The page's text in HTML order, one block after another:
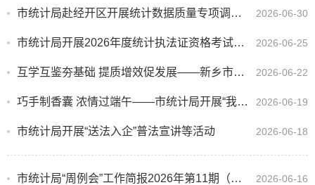
市统计局赴经开区开展统计数据质量专项调研工作 2026-06-30
市统计局开展2026年度统计执法证资格考试培训 2026-06-25
互学互鉴夯基础 提质增效促发展——新乡市统计局召开2026年农业统计基础工作现场推进会 2026-06-22
巧手制香囊 浓情过端午——市统计局开展“我们的节日·端午节”主题活动 2026-06-19
市统计局开展“送法入企”普法宣讲等活动 2026-06-18
市统计局“周例会”工作简报2026年第11期（总第88期） 2026-06-16